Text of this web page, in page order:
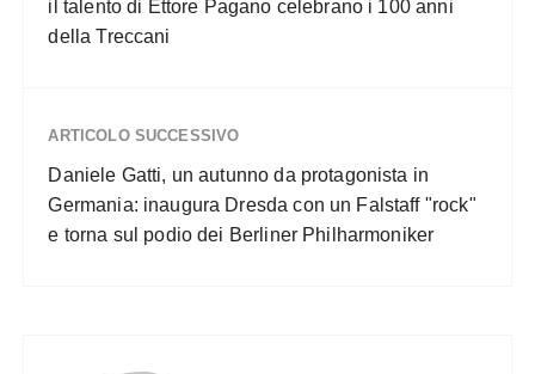
il talento di Ettore Pagano celebrano i 100 anni
della Treccani
ARTICOLO SUCCESSIVO
Daniele Gatti, un autunno da protagonista in
Germania: inaugura Dresda con un Falstaff "rock"
e torna sul podio dei Berliner Philharmoniker